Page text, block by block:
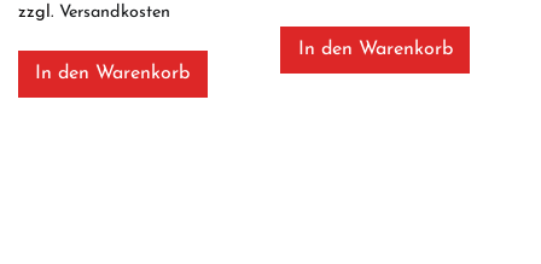
zzgl. Versandkosten
In den Warenkorb
In den Warenkorb